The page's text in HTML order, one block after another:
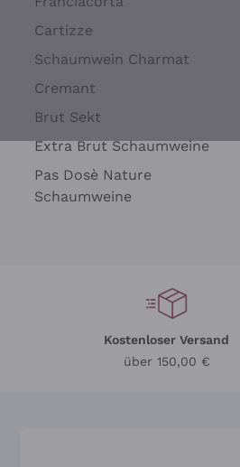
Cartizze
Schaumwein Charmat
Cremant
Brut Sekt
Extra Brut Schaumweine
Pas Dosè Nature
Schaumweine
Kostenloser Versand
über 150,00 €